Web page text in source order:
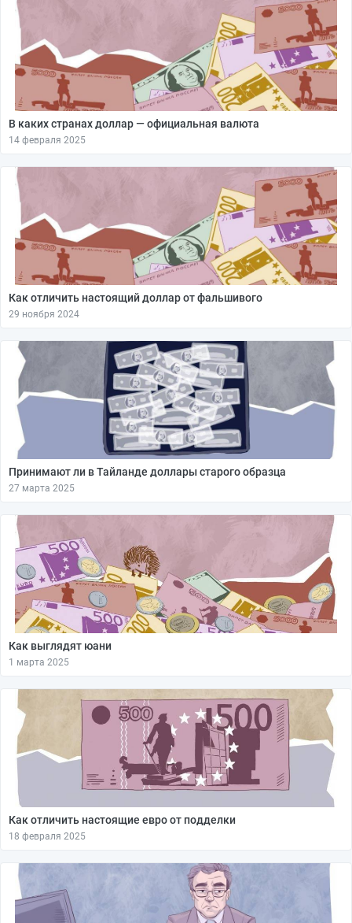
В каких странах доллар — официальная валюта
14 февраля 2025
Как отличить настоящий доллар от фальшивого
29 ноября 2024
Принимают ли в Тайланде доллары старого образца
27 марта 2025
Как выглядят юани
1 марта 2025
Как отличить настоящие евро от подделки
18 февраля 2025